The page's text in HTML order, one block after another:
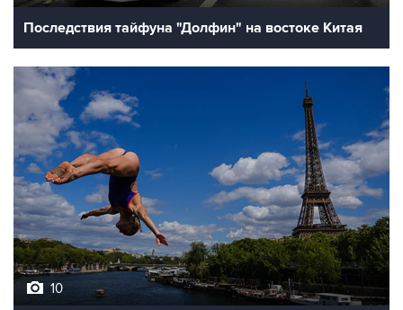
Последствия тайфуна "Долфин" на востоке Китая
10